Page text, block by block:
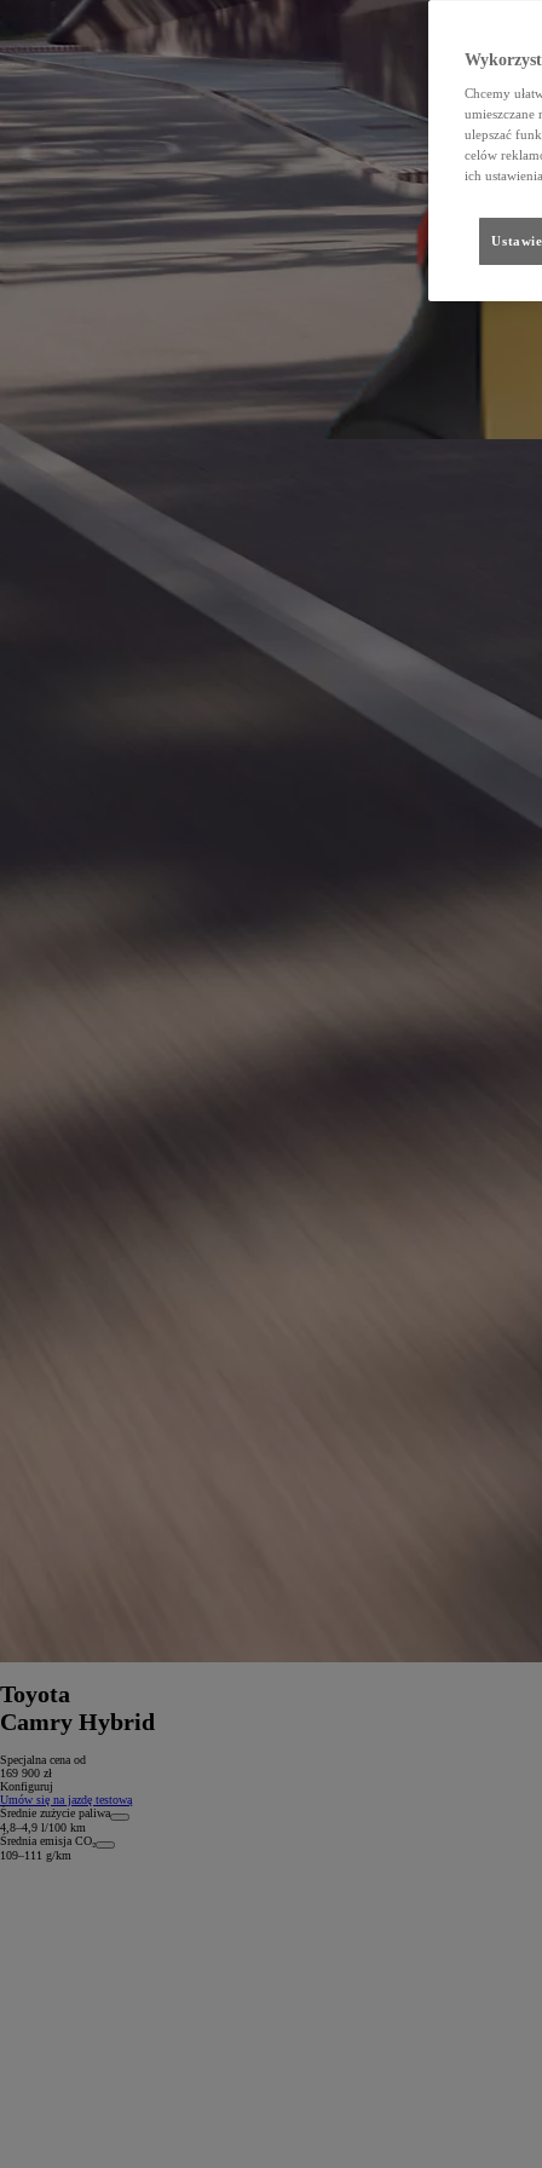
Toyota
Camry Hybrid
Specjalna cena od
169 900 zł
Konfiguruj
Umów się na jazdę testową
Średnie zużycie paliwa
4,8–4,9 l/100 km
Średnia emisja CO₂
109–111 g/km
Chcemy
ulepszać
celów
ich